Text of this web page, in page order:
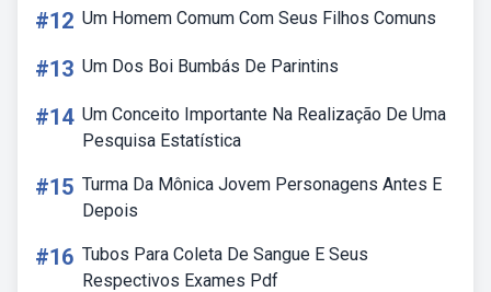
#12 Um Homem Comum Com Seus Filhos Comuns
#13 Um Dos Boi Bumbás De Parintins
#14 Um Conceito Importante Na Realização De Uma
Pesquisa Estatística
#15 Turma Da Mônica Jovem Personagens Antes E
Depois
#16 Tubos Para Coleta De Sangue E Seus
Respectivos Exames Pdf